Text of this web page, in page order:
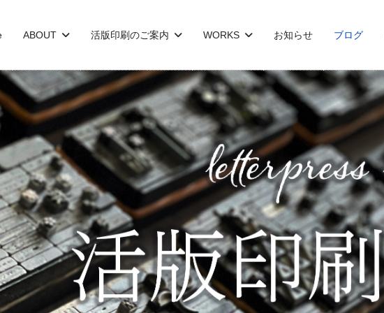
ABOUT 活版印刷のご案内 WORKS お知らせ ブログ